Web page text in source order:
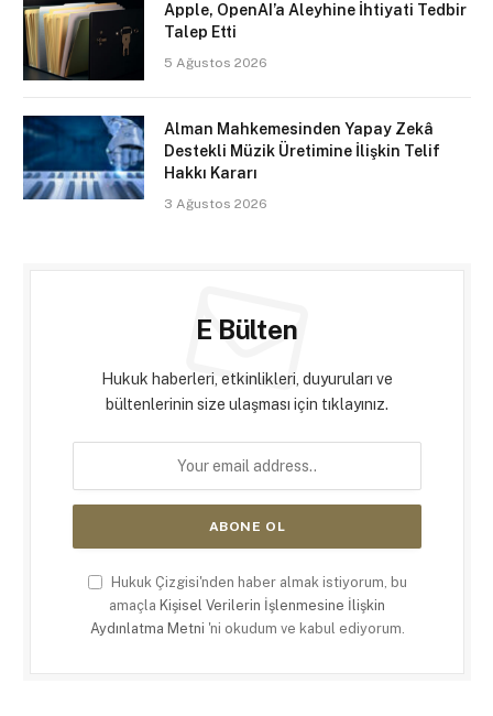
Apple, OpenAI’a Aleyhine İhtiyati Tedbir
Talep Etti
5 Ağustos 2026
Alman Mahkemesinden Yapay Zekâ
Destekli Müzik Üretimine İlişkin Telif
Hakkı Kararı
3 Ağustos 2026
E Bülten
Hukuk haberleri, etkinlikleri, duyuruları ve
bültenlerinin size ulaşması için tıklayınız.
Hukuk Çizgisi'nden haber almak istiyorum, bu
amaçla Kişisel Verilerin İşlenmesine İlişkin
Aydınlatma Metni 'ni okudum ve kabul ediyorum.